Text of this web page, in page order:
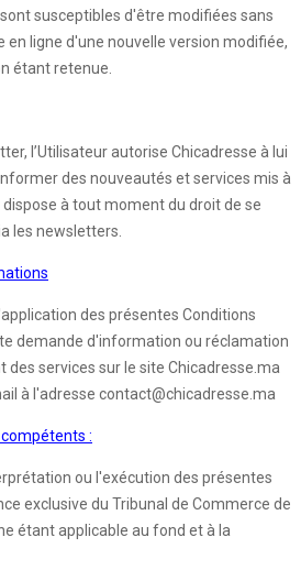
susceptibles d'être modifiées sans
ligne d'une nouvelle version modifiée,
étant retenue.
l’Utilisateur autorise Chicadresse à lui
des nouveautés et services mis à
dispose à tout moment du droit de se
les newsletters.
des présentes Conditions
demande d'information ou réclamation
services sur le site Chicadresse.ma
à l'adresse contact@chicadresse.ma
:
ou l'exécution des présentes
exclusive du Tribunal de Commerce de
étant applicable au fond et à la